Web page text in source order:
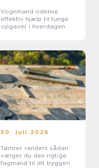
Vognmand odense
effektiv hjælp til tunge
opgaver i hverdagen
30. juli 2026
Tømrer randers sådan
vælger du den rigtige
fagmand til dit byggeri